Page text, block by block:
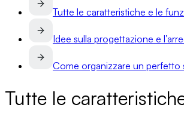
Tutte le caratteristiche e le
Idee sulla progettazione e
Come organizzare un perfetto
Tutte le